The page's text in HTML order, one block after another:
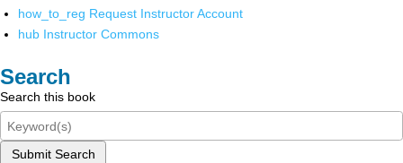
how_to_reg Request Instructor Account
hub Instructor Commons
Search
Search this book
Submit Search